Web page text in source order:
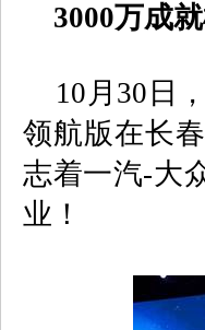
3000万成
10 月 30 日
领航版在长
志着一汽-大
业！